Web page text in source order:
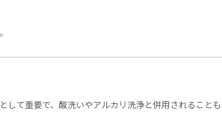
して重要で、酸洗いやアルカリ洗浄と併用されることも